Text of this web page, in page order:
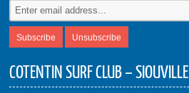
COTENTIN SURF CLUB – SIOUVILLE